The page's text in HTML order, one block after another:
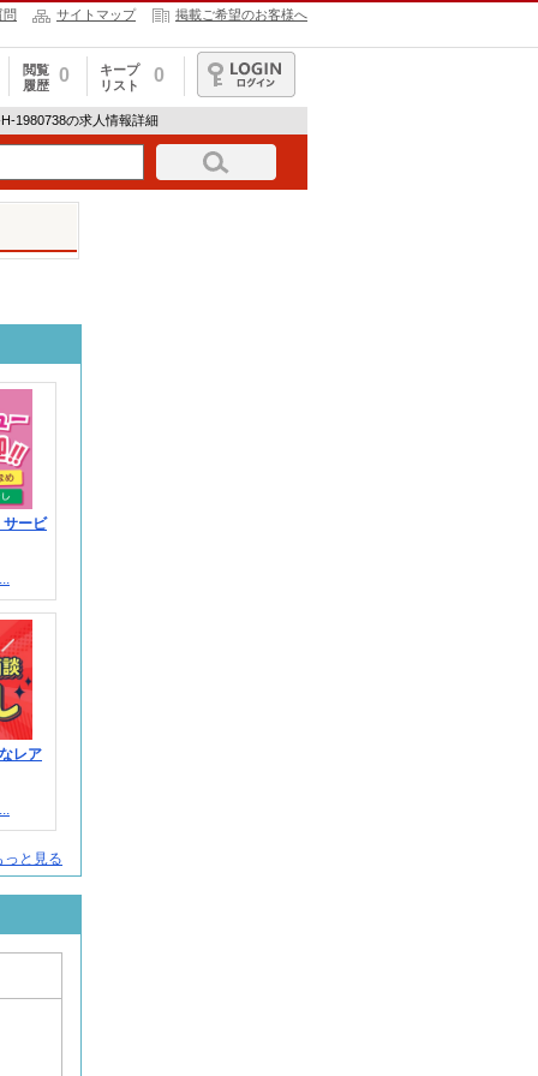
問 サイトマップ 掲載ご希望のお客様へ
閲覧
履歴
0
キープ
リスト
0
ログイン
1980738の求人情報詳細
ービ
レア
と見る